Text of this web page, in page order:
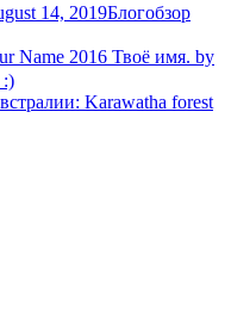
14, 2019Блогобзор
Name 2016 Твоё имя. by
:)
Karawatha forest